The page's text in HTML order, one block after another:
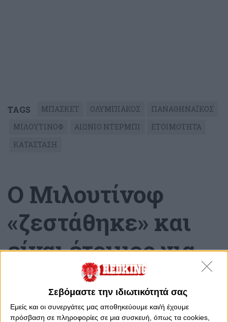
Σεβόμαστε την ιδιωτικότητά σας
Εμείς και οι συνεργάτες μας αποθηκεύουμε και/ή έχουμε
πρόσβαση σε πληροφορίες σε μια συσκευή, όπως τα cookies,
TAGS ΜΠΑΣΚΕΤ ΟΛΥΜΠΙΑΚΟΣ
ΠΑΝΑΘΗΝΑΪΚΟΣ
ΜΙΛΟΥΤΙΝΟΦ
ΑΙΩΝΙΟ ΝΤΕΡΜΠΙ
ΕΤΟΙΜΟΤΗΤΑ
ΚΑΤΑΣΤΑΣΗ
Ο Mιλουτίνοφ
«ζεστάθηκε» και
είναι έτοιμος για
το «αιώνιο»
ντέρμπι